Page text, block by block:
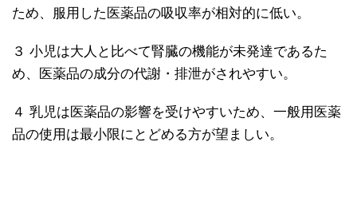
ため、服用した医薬品の吸収率が相対的に低い。
３ 小児は大人と比べて腎臓の機能が未発達であるた
め、医薬品の成分の代謝・排泄がされやすい。
４ 乳児は医薬品の影響を受けやすいため、一般用医薬
品の使用は最小限にとどめる方が望ましい。